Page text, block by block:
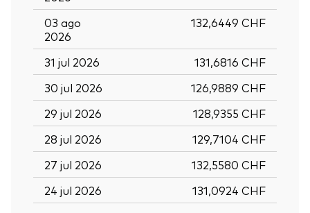
03 ago
2026
132,6449 CHF
31 jul 2026
131,6816 CHF
30 jul 2026
126,9889 CHF
29 jul 2026
128,9355 CHF
28 jul 2026
129,7104 CHF
27 jul 2026
132,5580 CHF
24 jul 2026
131,0924 CHF